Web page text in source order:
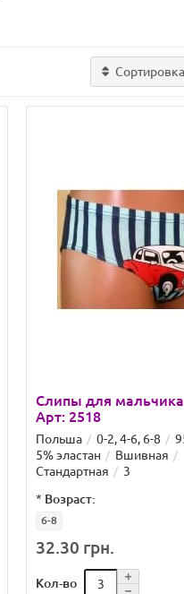
Слипы для мальчика
Арт: 2518
Польша 0-2, 4-6, 6-8
5% эластан
Вшивная
Стандартная
3
* Возраст:
6-8
32.30 грн.
Кол-во